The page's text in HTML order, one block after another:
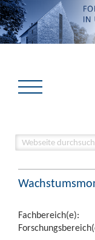
Fachbereich(e):